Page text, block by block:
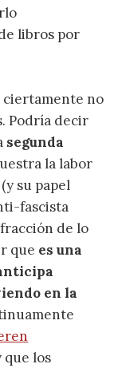
libros por
ciertamente no
Podría decir
segunda
la labor
su papel
fascista
de lo
que es una
en la
que los